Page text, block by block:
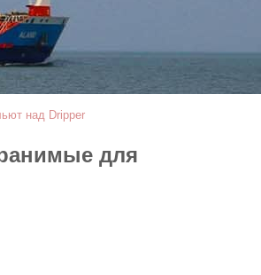
над Dripper
для